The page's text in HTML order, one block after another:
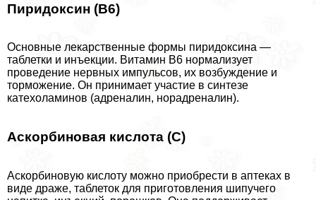
Пиридоксин (В6)
Основные лекарственные формы пиридоксина —
таблетки и инъекции. Витамин B6 нормализует
проведение нервных импульсов, их возбуждение и
торможение. Он принимает участие в синтезе
катехоламинов (адреналин, норадреналин).
Аскорбиновая кислота (С)
Аскорбиновую кислоту можно приобрести в аптеках в
виде драже, таблеток для приготовления шипучего